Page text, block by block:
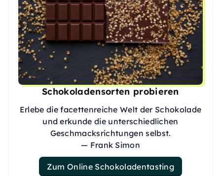
Schokoladensorten probieren
Erlebe die facettenreiche Welt der Schokolade
und erkunde die unterschiedlichen
Geschmacksrichtungen selbst.
— Frank Simon
Zum Online Schokoladentasting